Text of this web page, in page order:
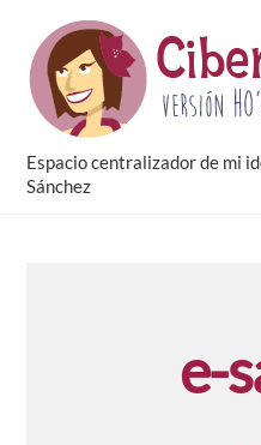
content
Espacio centralizador de mi
Sánchez
e-